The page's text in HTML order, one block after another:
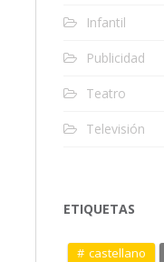
Infantil
Publicidad
Teatro
Televisión
ETIQUETAS
castellano